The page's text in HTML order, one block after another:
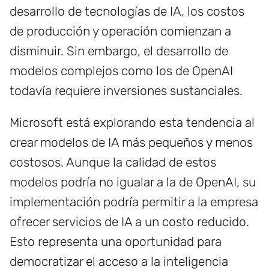
desarrollo de tecnologías de IA, los costos
de producción y operación comienzan a
disminuir. Sin embargo, el desarrollo de
modelos complejos como los de OpenAI
todavía requiere inversiones sustanciales.
Microsoft está explorando esta tendencia al
crear modelos de IA más pequeños y menos
costosos. Aunque la calidad de estos
modelos podría no igualar a la de OpenAI, su
implementación podría permitir a la empresa
ofrecer servicios de IA a un costo reducido.
Esto representa una oportunidad para
democratizar el acceso a la inteligencia